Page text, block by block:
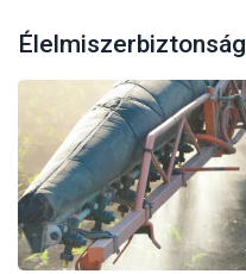
Élelmiszerbiztonság